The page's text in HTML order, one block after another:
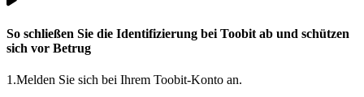
So schließen Sie die Identifizierung bei Toobit ab und schützen
sich vor Betrug
1.Melden Sie sich bei Ihrem Toobit-Konto an.